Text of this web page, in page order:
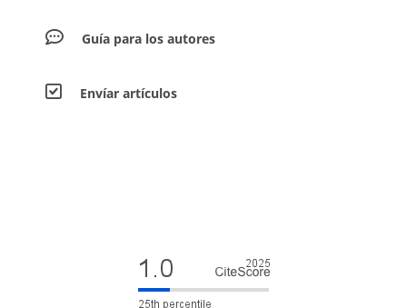
Guía para los autores
Envíar artículos